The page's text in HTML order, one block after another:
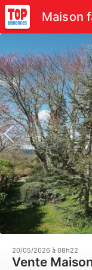
20/05/2026 à 08h22
Vente